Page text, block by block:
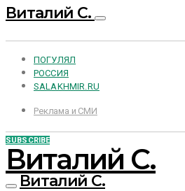
Виталий С.
ПОГУЛЯЛ
РОССИЯ
SALAKHMIR.RU
Реклама и СМИ
SUBSCRIBE
Виталий С.
Виталий С.